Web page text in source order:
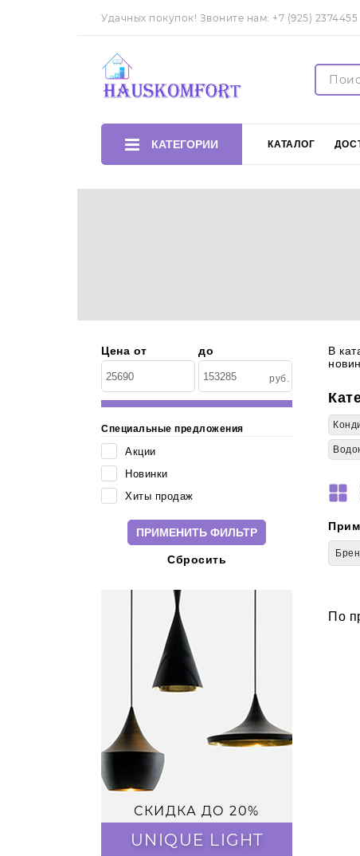
Удачных покупок! Звоните нам: +7 (925) 2374455
КАТЕГОРИИ КАТАЛОГ
Сортировать
по:
Цена от до
руб.
Специальные предложения
Акции
Новинки
Хиты продаж
Cбросить
СКИДКА ДО 20%
UNIQUE LIGHT
В
По